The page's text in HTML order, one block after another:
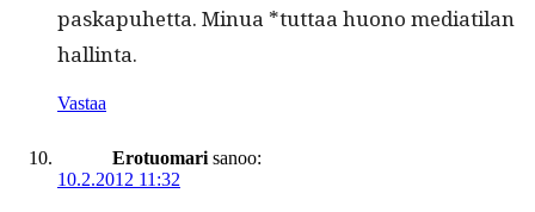
paska­puhet­ta. Min­ua *tut­taa huono medi­ati­lan
hallinta.
Vastaa
Erotuomari sanoo:
10.2.2012 11:32